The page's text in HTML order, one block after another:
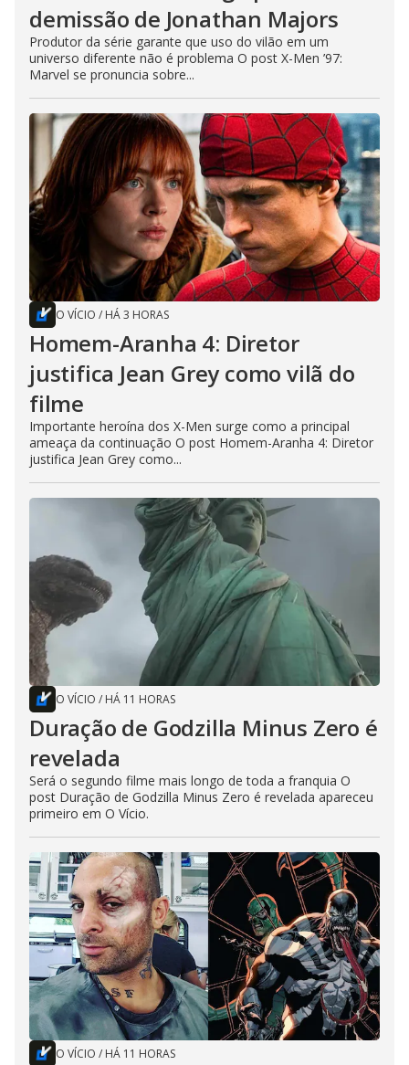
demissão de Jonathan Majors
Produtor da série garante que uso do vilão em um
universo diferente não é problema O post X-Men ’97:
Marvel se pronuncia sobre...
O VÍCIO / HÁ 3 HORAS
Homem-Aranha 4: Diretor
justifica Jean Grey como vilã do
filme
Importante heroína dos X-Men surge como a principal
ameaça da continuação O post Homem-Aranha 4: Diretor
justifica Jean Grey como...
O VÍCIO / HÁ 11 HORAS
Duração de Godzilla Minus Zero é
revelada
Será o segundo filme mais longo de toda a franquia O
post Duração de Godzilla Minus Zero é revelada apareceu
primeiro em O Vício.
O VÍCIO / HÁ 11 HORAS